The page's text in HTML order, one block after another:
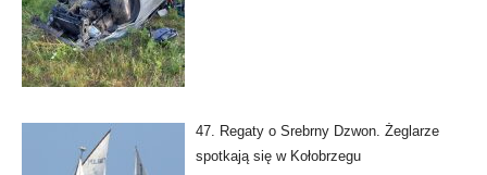
47. Regaty o Srebrny Dzwon. Żeglarze
spotkają się w Kołobrzegu